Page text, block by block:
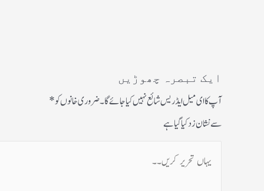
ایک تبصرہ چھوڑیں
آپ کا ای میل ایڈریس شائع نہیں کیا جائے گا۔ضروری خانوں کو*
سے نشان زد کیا گیا ہے